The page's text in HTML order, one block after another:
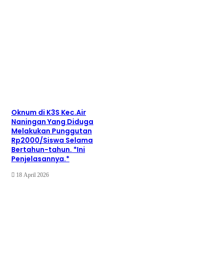
Oknum di K3S Kec.Air
Naningan Yang Diduga
Melakukan Punggutan
Rp2000/Siswa Selama
Bertahun-tahun. *Ini
Penjelasannya.*
18 April 2026